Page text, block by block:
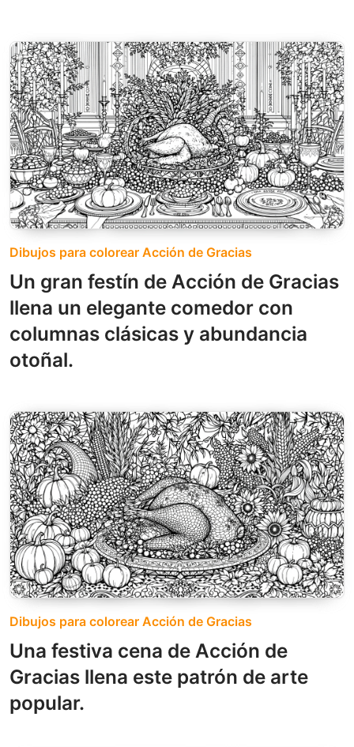
Dibujos para colorear Acción de Gracias
Un gran festín de Acción de Gracias
llena un elegante comedor con
columnas clásicas y abundancia
otoñal.
Dibujos para colorear Acción de Gracias
Una festiva cena de Acción de
Gracias llena este patrón de arte
popular.